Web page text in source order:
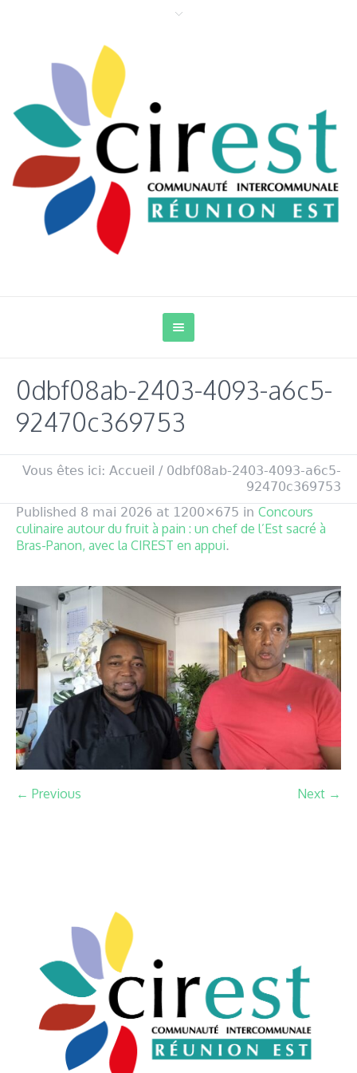
0dbf08ab-2403-4093-a6c5-
92470c369753
Vous êtes ici: Accueil / 0dbf08ab-2403-4093-a6c5-
92470c369753
Published 8 mai 2026 at 1200×675 in Concours
culinaire autour du fruit à pain : un chef de l’Est sacré à
Bras-Panon, avec la CIREST en appui.
← Previous Next →